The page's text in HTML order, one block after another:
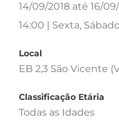
14/09/2018 até 16/
14:00 | Sexta,
Local
EB 2,3 São Vicente
Classificação Etária
Todas as Idades